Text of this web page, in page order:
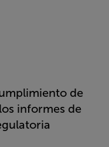
de
informes de